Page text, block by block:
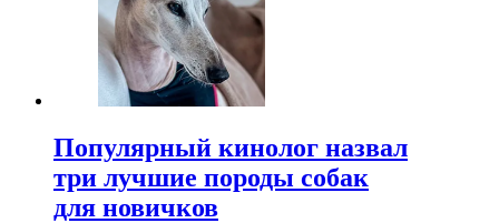
Популярный кинолог назвал
три лучшие породы собак
для новичков